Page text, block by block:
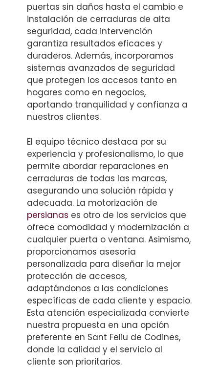
puertas sin daños hasta el cambio e
instalación de cerraduras de alta
seguridad, cada intervención
garantiza resultados eficaces y
duraderos. Además, incorporamos
sistemas avanzados de seguridad
que protegen los accesos tanto en
hogares como en negocios,
aportando tranquilidad y confianza a
nuestros clientes.
El equipo técnico destaca por su
experiencia y profesionalismo, lo que
permite abordar reparaciones en
cerraduras de todas las marcas,
asegurando una solución rápida y
adecuada. La motorización de
persianas es otro de los servicios que
ofrece comodidad y modernización a
cualquier puerta o ventana. Asimismo,
proporcionamos asesoría
personalizada para diseñar la mejor
protección de accesos,
adaptándonos a las condiciones
específicas de cada cliente y espacio.
Esta atención especializada convierte
nuestra propuesta en una opción
preferente en Sant Feliu de Codines,
donde la calidad y el servicio al
cliente son prioritarios.